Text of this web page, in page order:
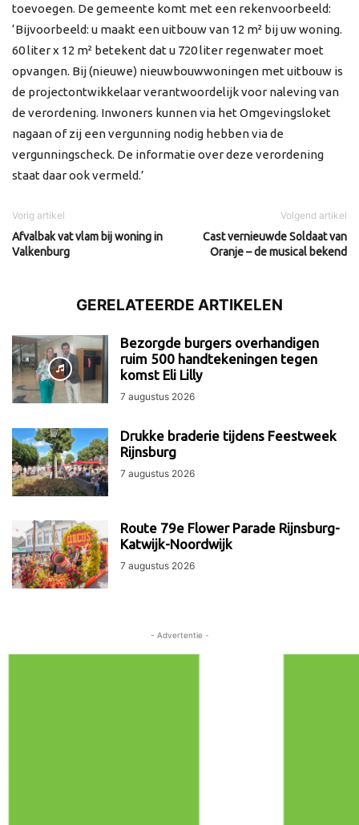
toevoegen. De gemeente komt met een rekenvoorbeeld:
‘Bijvoorbeeld: u maakt een uitbouw van 12 m² bij uw woning.
60 liter x 12 m² betekent dat u 720 liter regenwater moet
opvangen. Bij (nieuwe) nieuwbouwwoningen met uitbouw is
de projectontwikkelaar verantwoordelijk voor naleving van
de verordening. Inwoners kunnen via het Omgevingsloket
nagaan of zij een vergunning nodig hebben via de
vergunningscheck. De informatie over deze verordening
staat daar ook vermeld.’
Vorig artikel
Afvalbak vat vlam bij woning in
Valkenburg
Volgend artikel
Cast vernieuwde Soldaat van
Oranje – de musical bekend
GERELATEERDE ARTIKELEN
Bezorgde burgers overhandigen
ruim 500 handtekeningen tegen
komst Eli Lilly
7 augustus 2026
Drukke braderie tijdens Feestweek
Rijnsburg
7 augustus 2026
Route 79e Flower Parade Rijnsburg-
Katwijk-Noordwijk
7 augustus 2026
- Advertentie -